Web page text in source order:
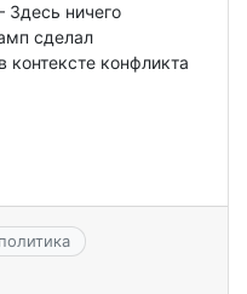
ничего
сделал
контексте конфликта
политика